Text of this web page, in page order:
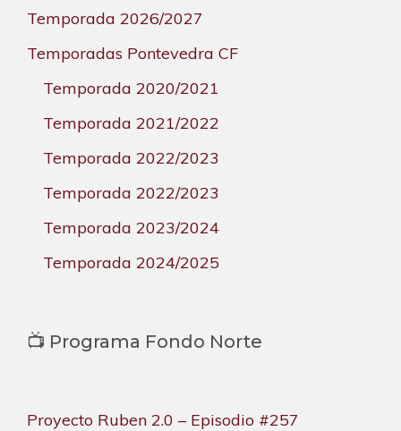
Temporada 2026/2027
Temporadas Pontevedra CF
Temporada 2020/2021
Temporada 2021/2022
Temporada 2022/2023
Temporada 2022/2023
Temporada 2023/2024
Temporada 2024/2025
📺 Programa Fondo Norte
Proyecto Ruben 2.0 – Episodio #257